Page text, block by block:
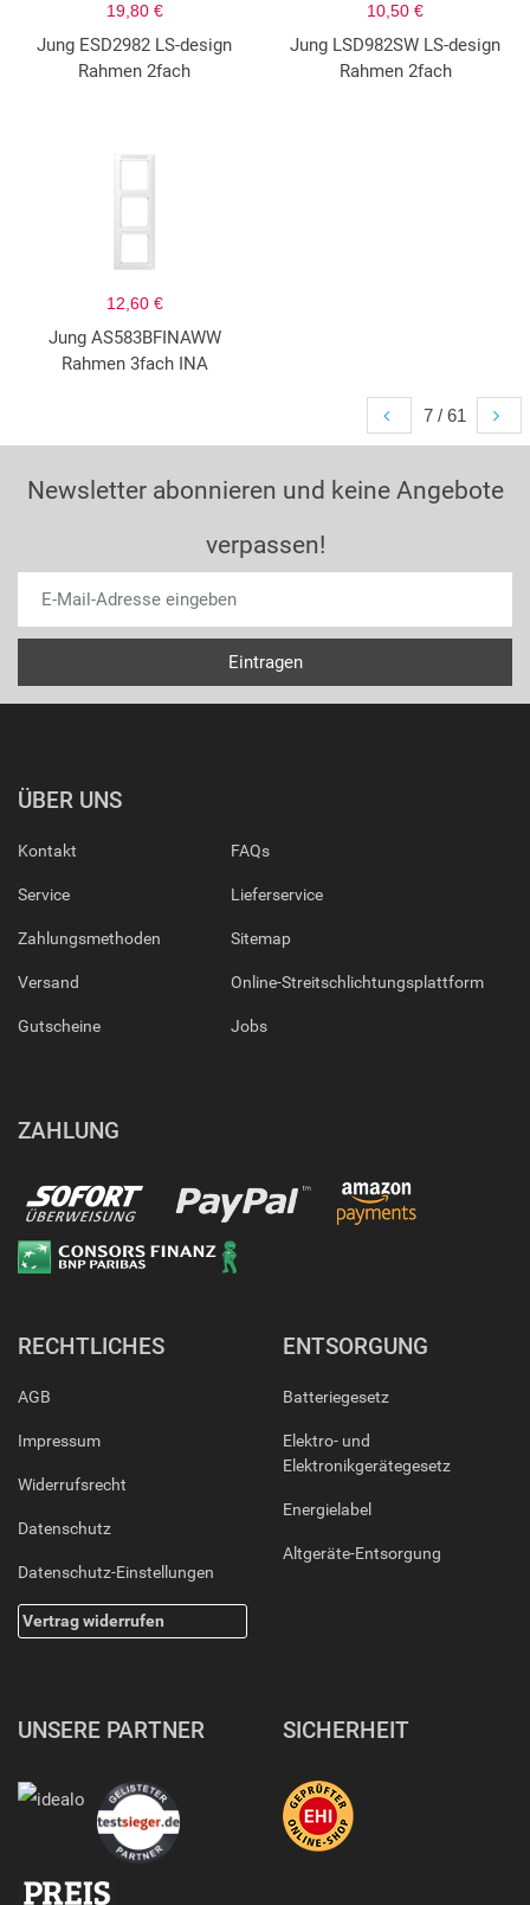
19,80 €
Jung ESD2982 LS-design
Rahmen 2fach
10,50 €
Jung LSD982SW LS-design
Rahmen 2fach
12,60 €
Jung AS583BFINAWW
Rahmen 3fach INA
7 / 61
Newsletter abonnieren und keine Angebote
verpassen!
ÜBER UNS
Kontakt
Service
Zahlungsmethoden
Versand
Gutscheine
FAQs
Lieferservice
Sitemap
Online-Streitschlichtungsplattform
Jobs
ZAHLUNG
RECHTLICHES
AGB
Impressum
Widerrufsrecht
Datenschutz
Datenschutz-Einstellungen
Vertrag widerrufen
ENTSORGUNG
Batteriegesetz
Elektro- und
Elektronikgerätegesetz
Energielabel
Altgeräte-Entsorgung
UNSERE PARTNER SICHERHEIT